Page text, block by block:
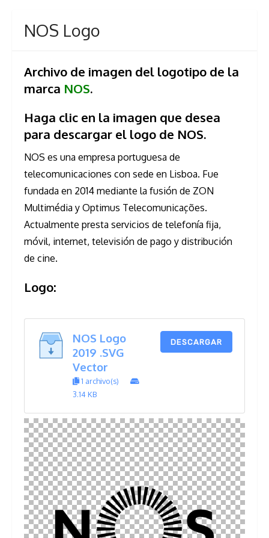
NOS Logo
Archivo de imagen del logotipo de la
marca NOS.
Haga clic en la imagen que desea
para descargar el logo de NOS.
NOS es una empresa portuguesa de
telecomunicaciones con sede en Lisboa. Fue
fundada en 2014 mediante la fusión de ZON
Multimédia y Optimus Telecomunicações.
Actualmente presta servicios de telefonía fija,
móvil, internet, televisión de pago y distribución
de cine.
Logo:
NOS Logo
2019 .SVG
Vector
1 archivo(s)
3.14 KB
DESCARGAR